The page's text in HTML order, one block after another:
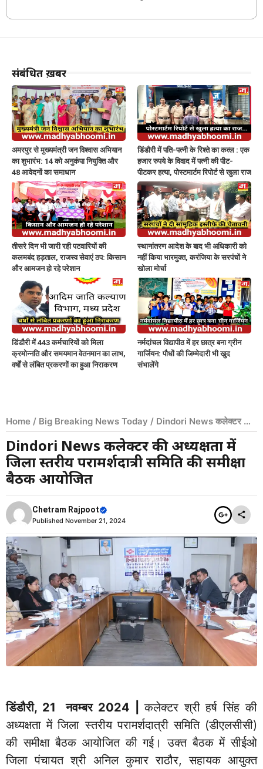
संबंधित ख़बरें
अमरपुर से मुख्यमंत्री जन विश्वास अभियान
का शुभारंभ: 14 को अनुकंपा नियुक्ति और
48 आवेदनों का समाधान
डिंडौरी में पति-पत्नी के रिश्ते का कत्ल : एक
हजार रुपये के विवाद में पत्नी की पीट-
पीटकर हत्या, पोस्टमार्टम रिपोर्ट से खुला राज
तीसरे दिन भी जारी रही पटवारियों की
कलमबंद हड़ताल, राजस्व सेवाएं ठप: किसान
और आमजन हो रहे परेशान
स्थानांतरण आदेश के बाद भी अधिकारी को
नहीं किया भारमुक्त, करंजिया के सरपंचों ने
खोला मोर्चा
डिंडौरी में 443 कर्मचारियों को मिला
क्रमोन्नति और समयमान वेतनमान का लाभ,
वर्षों से लंबित प्रकरणों का हुआ निराकरण
नर्मदांचल विद्यापीठ में हर छात्र बना ग्रीन
गार्जियन: पौधों की जिम्मेदारी भी खुद
संभालेंगे
Home / Big Breaking News Today / Dindori News कलेक्टर की
अध्यक्षता में जिला स्तरीय परामर्शदात्री समिति की समीक्षा बैठक आयोजित
Dindori News कलेक्टर की अध्यक्षता में
जिला स्तरीय परामर्शदात्री समिति की समीक्षा
बैठक आयोजित
Chetram Rajpoot
Published November 21, 2024
डिंडौरी, 21 नवम्बर 2024 |कलेक्टर श्री हर्ष सिंह की
अध्यक्षता में जिला स्तरीय परामर्शदात्री समिति (डीएलसीसी)
की समीक्षा बैठक आयोजित की गई। उक्त बैठक में सीईओ
जिला पंचायत श्री अनिल कुमार राठौर, सहायक आयुक्त